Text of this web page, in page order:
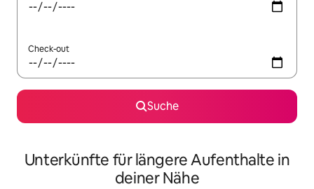
Check-out
Suche
Unterkünfte für längere Aufenthalte in
deiner Nähe